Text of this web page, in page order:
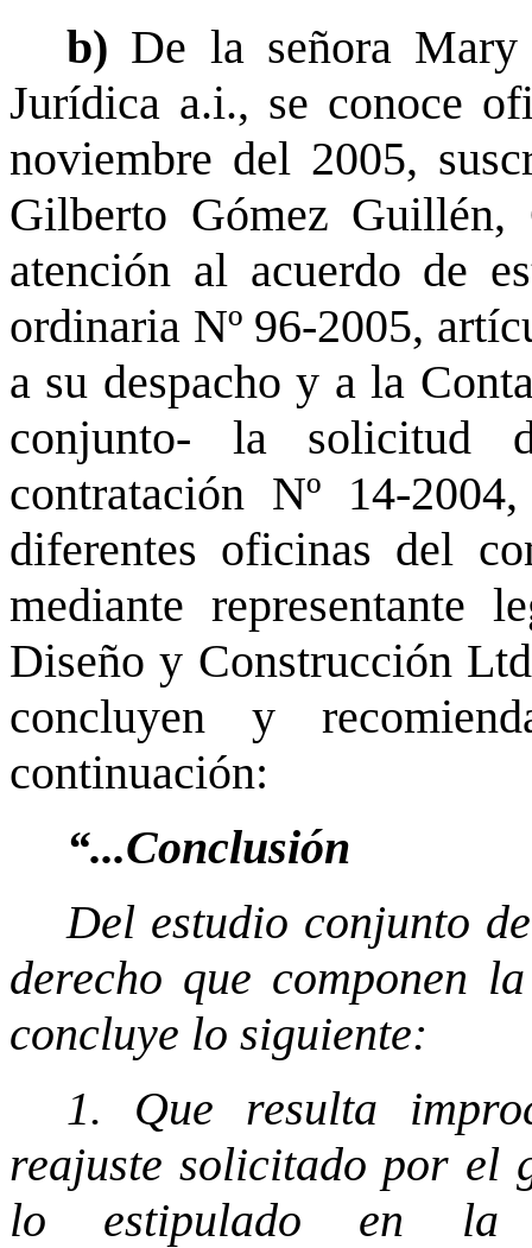
b) De la señora
Jurídica a.i., se conoce
noviembre del 2005,
Gilberto Gómez Guillén,
atención al acuerdo de
ordinaria Nº 96-2005,
a su despacho y a la
conjunto- la solicitud
contratación Nº 14-
diferentes oficinas del
mediante representante
Diseño y Construcción
concluyen y
continuación:
“...Conclusión
Del estudio conjunto
derecho que componen
concluye lo siguiente:
1. Que resulta
reajuste solicitado por el
lo estipulado en la